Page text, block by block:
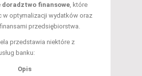
doradztwo finansowe , które
w optymalizacji wydatków oraz
przedsiębiorstwa.
przedstawia niektóre z
banku:
Opis